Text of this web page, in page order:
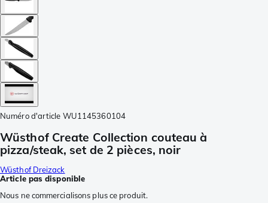
Numéro d'article WU1145360104
Wüsthof Create Collection couteau à
pizza/steak, set de 2 pièces, noir
Wüsthof Dreizack
Article pas disponible
Nous ne commercialisons plus ce produit.